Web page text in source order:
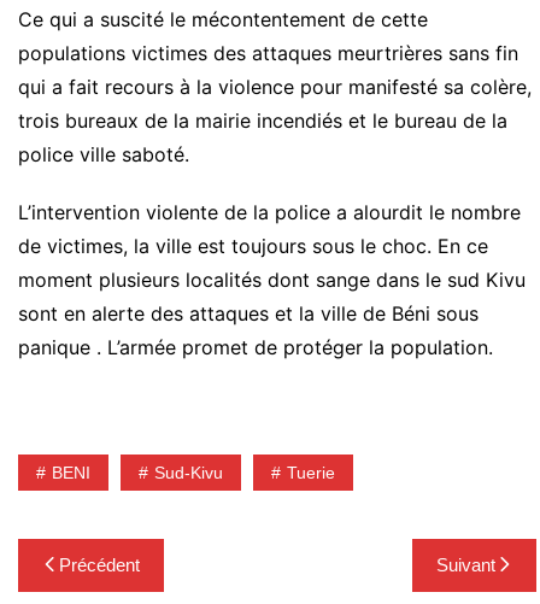
Ce qui a suscité le mécontentement de cette
populations victimes des attaques meurtrières sans fin
qui a fait recours à la violence pour manifesté sa colère,
trois bureaux de la mairie incendiés et le bureau de la
police ville saboté.
L’intervention violente de la police a alourdit le nombre
de victimes, la ville est toujours sous le choc. En ce
moment plusieurs localités dont sange dans le sud Kivu
sont en alerte des attaques et la ville de Béni sous
panique . L’armée promet de protéger la population.
BENI Sud-Kivu Tuerie
Navigation
de
Précédent Suivant